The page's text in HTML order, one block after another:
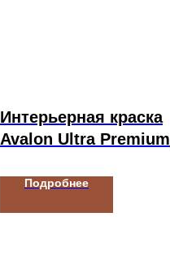
Интерьерная краска
Avalon Ultra Premium
Подробнее